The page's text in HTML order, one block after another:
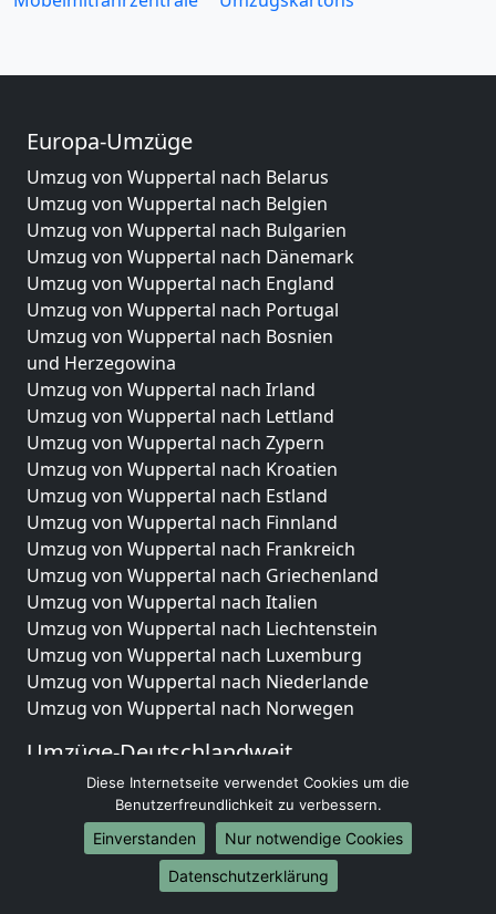
Europa-Umzüge
Umzug von Wuppertal nach Belarus
Umzug von Wuppertal nach Belgien
Umzug von Wuppertal nach Bulgarien
Umzug von Wuppertal nach Dänemark
Umzug von Wuppertal nach England
Umzug von Wuppertal nach Portugal
Umzug von Wuppertal nach Bosnien
und Herzegowina
Umzug von Wuppertal nach Irland
Umzug von Wuppertal nach Lettland
Umzug von Wuppertal nach Zypern
Umzug von Wuppertal nach Kroatien
Umzug von Wuppertal nach Estland
Umzug von Wuppertal nach Finnland
Umzug von Wuppertal nach Frankreich
Umzug von Wuppertal nach Griechenland
Umzug von Wuppertal nach Italien
Umzug von Wuppertal nach Liechtenstein
Umzug von Wuppertal nach Luxemburg
Umzug von Wuppertal nach Niederlande
Umzug von Wuppertal nach Norwegen
Umzüge-Deutschlandweit
Umzug von Wuppertal nach Berlin
Umzug von Wuppertal nach Hamburg
Umzug von Wuppertal nach München
Umzug von Wuppertal nach Köln
Umzug von Wuppertal nach Frankfurt am Main
Diese Internetseite verwendet Cookies um die
Benutzerfreundlichkeit zu verbessern.
Einverstanden
Nur notwendige Cookies
Datenschutzerklärung